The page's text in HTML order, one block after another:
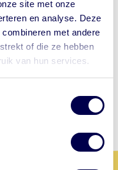
site met onze
en analyse. Deze
met andere
of die ze hebben
van hun services.
maken
24
risico op infecties,
vaccinaties tegen
ziekte,
b (Hib) en de